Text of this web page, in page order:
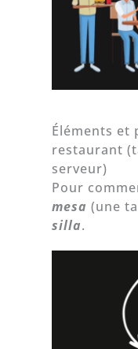
Éléments et
restaurant
serveur)
Pour
mesa (une
silla.